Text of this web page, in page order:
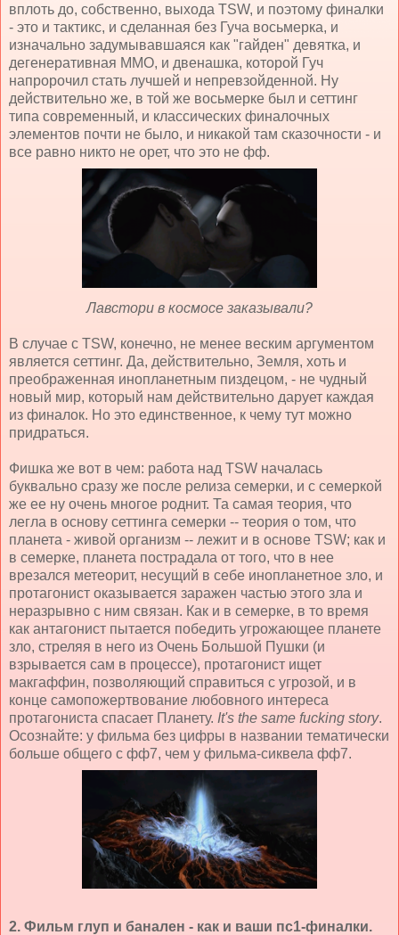
вплоть до, собственно, выхода TSW, и поэтому финалки
- это и тактикс, и сделанная без Гуча восьмерка, и
изначально задумывавшаяся как "гайден" девятка, и
дегенеративная ММО, и двенашка, которой Гуч
напророчил стать лучшей и непревзойденной. Ну
действительно же, в той же восьмерке был и сеттинг
типа современный, и классических финалочных
элементов почти не было, и никакой там сказочности - и
все равно никто не орет, что это не фф.
Лавстори в космосе заказывали?
В случае с TSW, конечно, не менее веским аргументом
является сеттинг. Да, действительно, Земля, хоть и
преображенная инопланетным пиздецом, - не чудный
новый мир, который нам действительно дарует каждая
из финалок. Но это единственное, к чему тут можно
придраться.
Фишка же вот в чем: работа над TSW началась
буквально сразу же после релиза семерки, и с семеркой
же ее ну очень многое роднит. Та самая теория, что
легла в основу сеттинга семерки -- теория о том, что
планета - живой организм -- лежит и в основе TSW; как и
в семерке, планета пострадала от того, что в нее
врезался метеорит, несущий в себе инопланетное зло, и
протагонист оказывается заражен частью этого зла и
неразрывно с ним связан. Как и в семерке, в то время
как антагонист пытается победить угрожающее планете
зло, стреляя в него из Очень Большой Пушки (и
взрывается сам в процессе), протагонист ищет
макгаффин, позволяющий справиться с угрозой, и в
конце самопожертвование любовного интереса
протагониста спасает Планету. It's the same fucking story.
Осознайте: у фильма без цифры в названии тематически
больше общего с фф7, чем у фильма-сиквела фф7.
2. Фильм глуп и банален - как и ваши пс1-финалки.